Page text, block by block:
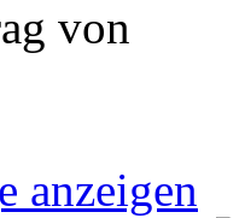
von
anzeigen